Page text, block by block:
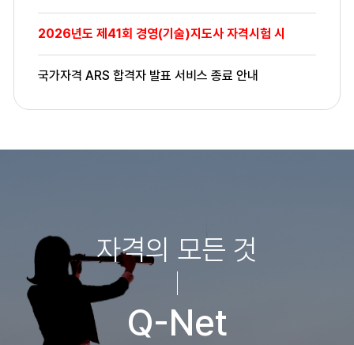
2026년도 제41회 경영(기술)지도사 자격시험 시
국가자격 ARS 합격자 발표 서비스 종료 안내
자격의 모든 것
Q-Net